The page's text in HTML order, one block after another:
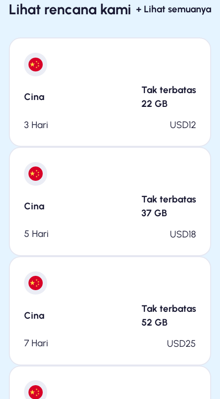
Lihat rencana kami + Lihat semuanya
Cina
Tak terbatas
22 GB
3 Hari
USD12
Cina
Tak terbatas
37 GB
5 Hari
USD18
Cina
Tak terbatas
52 GB
7 Hari
USD25